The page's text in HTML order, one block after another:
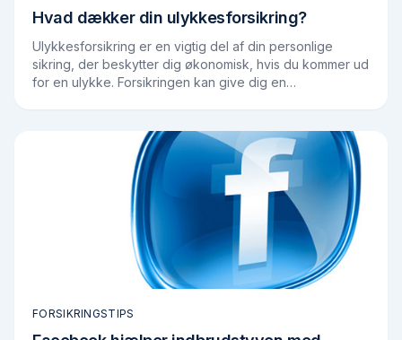
Hvad dækker din ulykkesforsikring?
Ulykkesforsikring er en vigtig del af din personlige
sikring, der beskytter dig økonomisk, hvis du kommer ud
for en ulykke. Forsikringen kan give dig en
FORSIKRINGSTIPS